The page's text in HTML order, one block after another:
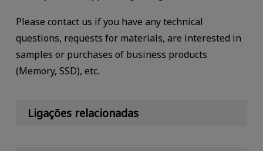
Please contact us if you have any technical
questions, requests for materials, are interested in
samples or purchases of business products
(Memory, SSD), etc.
Ligações relacionadas